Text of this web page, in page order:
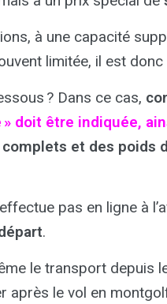
à une capacité
limitée, il est
? Dans ce cas,
doit être indiquée,
et des poids
pas en ligne à
.
le transport depuis
après le vol en